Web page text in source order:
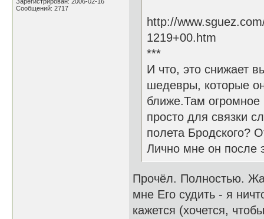
Сообщений: 2717
http://
1219+00.htm
***
И что, это снижает
шедевры, которые
ближе.Там огромное
просто для связки
полета Бродского?
Лично мне он после
Прочёл. Полностью.
мне Его судить - я
кажется (хочется,